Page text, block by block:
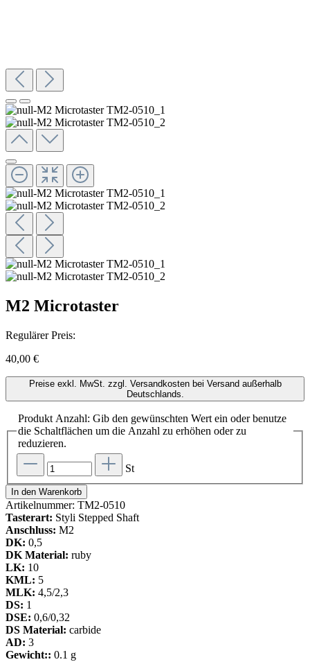
M2 Microtaster
Regulärer Preis:
40,00 €
Preise exkl. MwSt. zzgl. Versandkosten bei Versand außerhalb
Deutschlands.
Produkt Anzahl: Gib den gewünschten Wert ein oder benutze
die Schaltflächen um die Anzahl zu erhöhen oder zu
reduzieren.
St
In den Warenkorb
Artikelnummer: TM2-0510
Tasterart: Styli Stepped Shaft
Anschluss: M2
DK: 0,5
DK Material: ruby
LK: 10
KML: 5
MLK: 4,5/2,3
DS: 1
DSE: 0,6/0,32
DS Material: carbide
AD: 3
Gewicht:: 0.1 g